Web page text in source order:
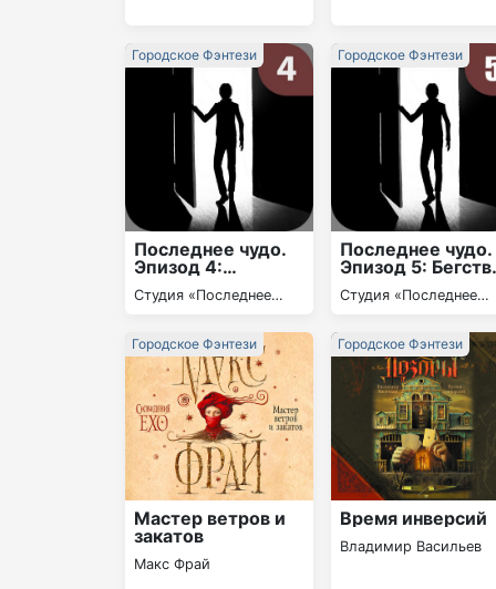
Последнее чудо.
Эпизод 4:
Чрезвычайное
положение
Студия «Последнее
Городское Фэнтези
Последнее чудо.
Эпизод 5:
в никуда.
Призраки. Дом с
Студия «Последнее
Городское Фэнтези
Мастер ветров и
закатов
Макс Фрай
Городское Фэнтези
Время инверсий
Владимир Васильев
Городское Фэнтези